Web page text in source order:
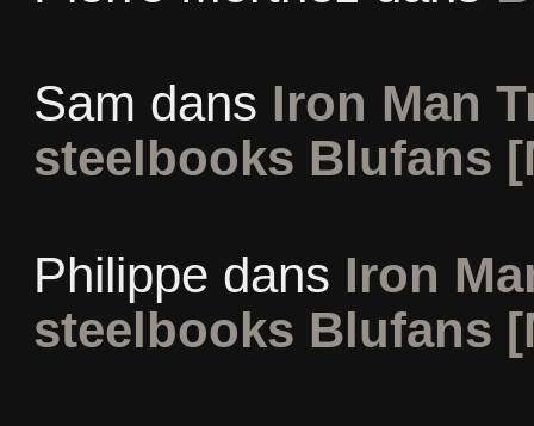
Sam dans Iron Man
steelbooks Blufans
Philippe dans Iron
steelbooks Blufans